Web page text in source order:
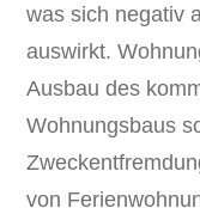
was sich negativ
auswirkt.
Ausbau des
Wohnungsbaus
von